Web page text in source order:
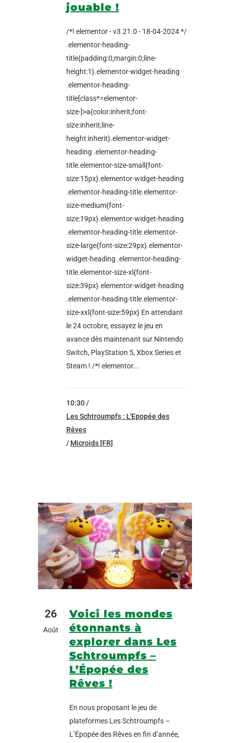
jouable !
/*! elementor - v3.21.0 - 18-04-2024 */
.elementor-heading-
title{padding:0;margin:0;line-
height:1}.elementor-widget-heading
.elementor-heading-
title[class*=elementor-
size-]>a{color:inherit;font-
size:inherit;line-
height:inherit}.elementor-widget-
heading .elementor-heading-
title.elementor-size-small{font-
size:15px}.elementor-widget-heading
.elementor-heading-title.elementor-
size-medium{font-
size:19px}.elementor-widget-heading
.elementor-heading-title.elementor-
size-large{font-size:29px}.elementor-
widget-heading .elementor-heading-
title.elementor-size-xl{font-
size:39px}.elementor-widget-heading
.elementor-heading-title.elementor-
size-xxl{font-size:59px} En attendant
le 24 octobre, essayez le jeu en
avance dès maintenant sur Nintendo
Switch, PlayStation 5, Xbox Series et
Steam ! /*! elementor...
10:30 /
Les Schtroumpfs : L'Epopée des
Rêves
/ Microids [FR]
26
Août
Voici les mondes
étonnants à
explorer dans Les
Schtroumpfs –
L’Épopée des
Rêves !
En nous proposant le jeu de
plateformes Les Schtroumpfs –
L’Épopée des Rêves en fin d’année,